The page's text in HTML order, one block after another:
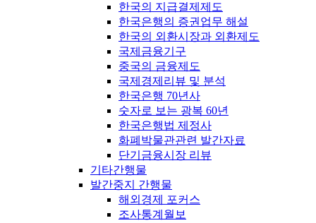
한국의 지급결제제도
한국은행의 증권업무 해설
한국의 외환시장과 외환제도
국제금융기구
중국의 금융제도
국제경제리뷰 및 분석
한국은행 70년사
숫자로 보는 광복 60년
한국은행법 제정사
화폐박물관관련 발간자료
단기금융시장 리뷰
기타간행물
발간중지 간행물
해외경제 포커스
조사통계월보